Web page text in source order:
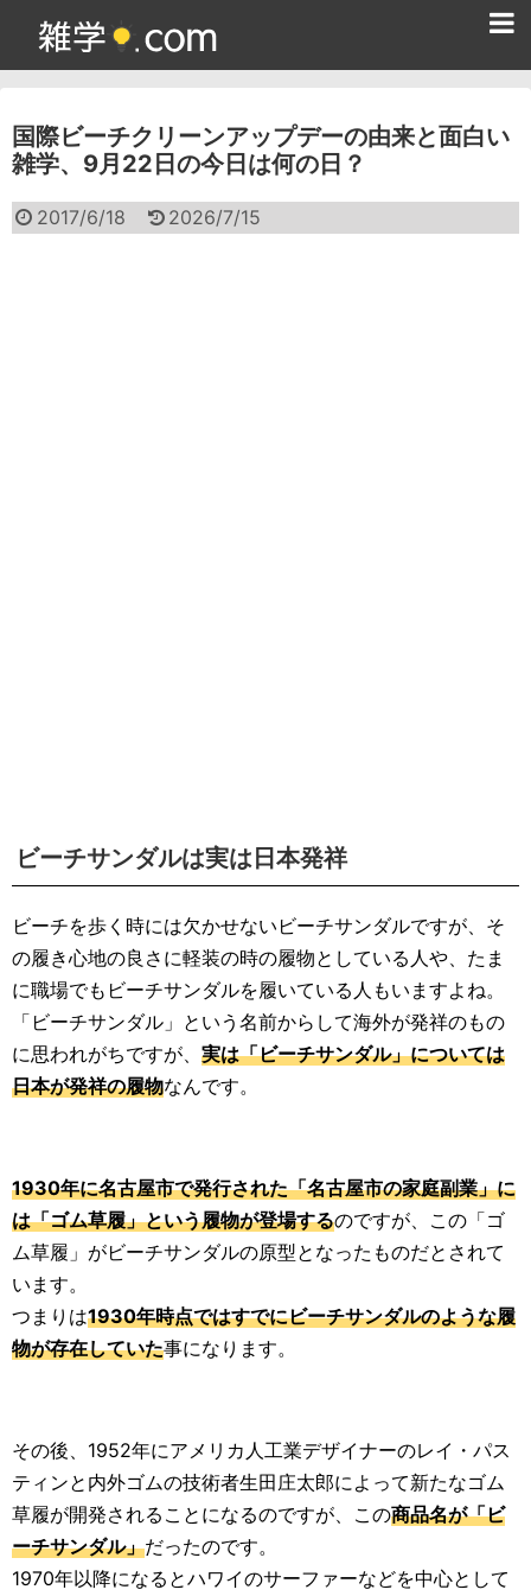
国際ビーチクリーンアップデーの由来と面白い
雑学、9月22日の今日は何の日？
2017/6/18 2026/7/15
ビーチサンダルは実は日本発祥
ビーチを歩く時には欠かせないビーチサンダルですが、そ
の履き心地の良さに軽装の時の履物としている人や、たま
に職場でもビーチサンダルを履いている人もいますよね。
「ビーチサンダル」という名前からして海外が発祥のもの
に思われがちですが、 実は「ビーチサンダル」については
日本が発祥の履物なんです。
1930年に名古屋市で発行された「名古屋市の家庭副業」に
は「ゴム草履」という履物が登場するのですが、この「ゴ
ム草履」がビーチサンダルの原型となったものだとされて
います。
つまりは1930年時点ではすでにビーチサンダルのような履
物が存在していた事になります。
その後、1952年にアメリカ人工業デザイナーのレイ・パス
ティンと内外ゴムの技術者生田庄太郎によって新たなゴム
草履が開発されることになるのですが、この商品名が「ビ
ーチサンダル」だったのです。
1970年以降になるとハワイのサーファーなどを中心として
雑学クイズ問題集
面白い雑学